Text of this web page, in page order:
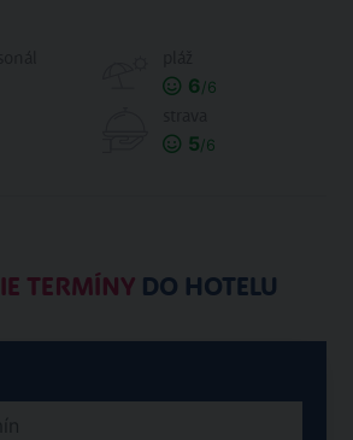
6/6
5/6
TERMÍNYDO HOTELU